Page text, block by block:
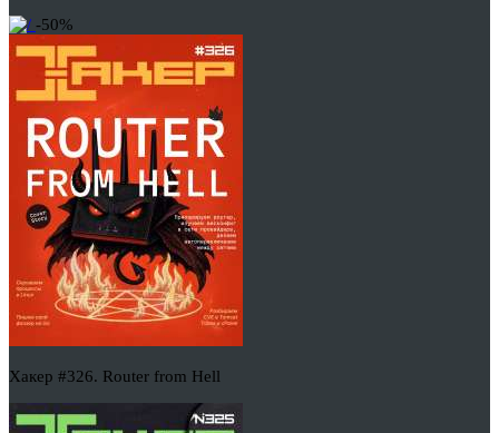
-50%
Хакер #326. Router from Hell